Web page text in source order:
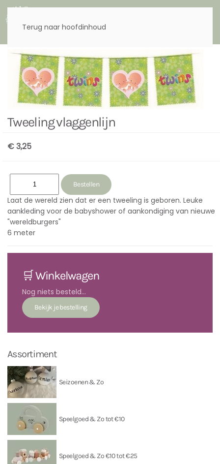
Terug naar hoofdinhoud
Tweeling vlaggenlijn
€ 3,25
Laat de wereld zien dat er een tweeling is geboren. Leuke
aankleding voor de babyshower of aankondiging van nieuwe
"wereldburgers"
6 meter
🛒 Winkelwagen
Nog niets besteld...
Assortiment
Seizoenen & Zo
Speelgoed & Zo tot €10
Speelgoed & Zo €10 tot €25